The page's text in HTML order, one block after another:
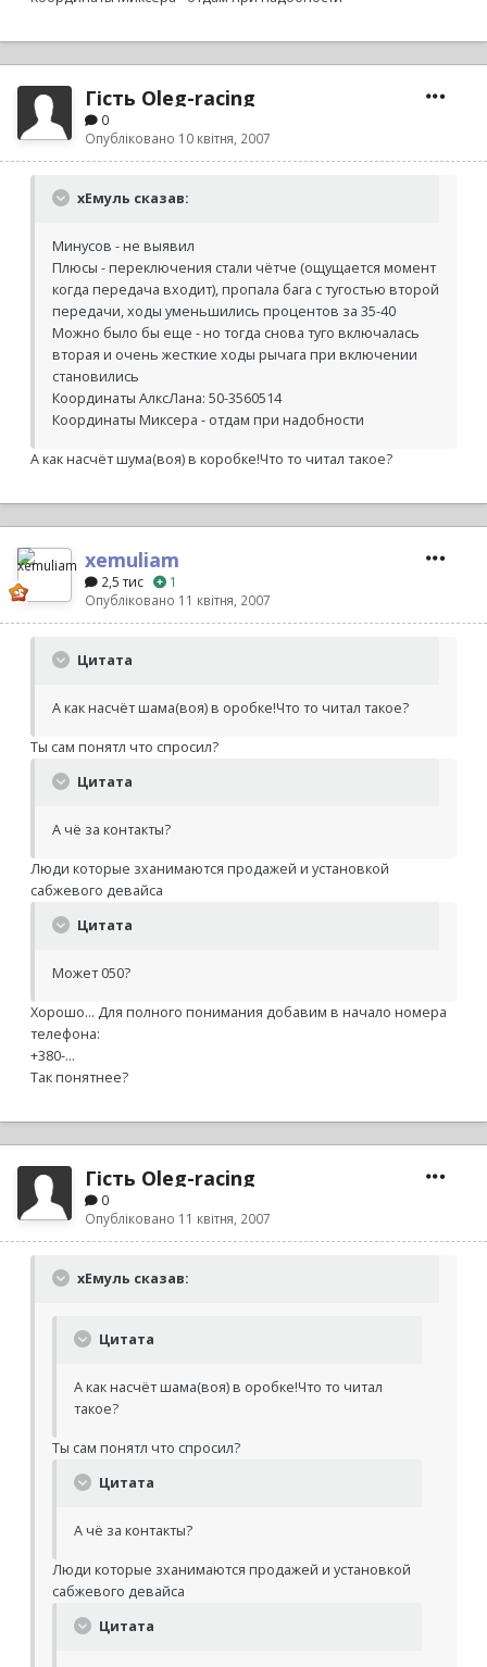
Гість Oleg-racing
0
Опубліковано 10 квітня, 2007
хЕмуль сказав:
Минусов - не выявил
Плюсы - переключения стали чётче (ощущается момент
когда передача входит), пропала бага с тугостью второй
передачи, ходы уменьшились процентов за 35-40
Можно было бы еще - но тогда снова туго включалась
вторая и очень жесткие ходы рычага при включении
становились
Координаты АлксЛана: 50-3560514
Координаты Миксера - отдам при надобности
А как насчёт шума(воя) в коробке!Что то читал такое?
xemuliam
2,5 тис
1
Опубліковано 11 квітня, 2007
Цитата
А как насчёт шама(воя) в оробке!Что то читал такое?
Ты сам понятл что спросил?
Цитата
А чё за контакты?
Люди которые зханимаются продажей и установкой
сабжевого девайса
Цитата
Может 050?
Хорошо... Для полного понимания добавим в начало номера
телефона:
+380-...
Так понятнее?
Гість Oleg-racing
0
Опубліковано 11 квітня, 2007
хЕмуль сказав:
Цитата
А как насчёт шама(воя) в оробке!Что то читал
такое?
Ты сам понятл что спросил?
Цитата
А чё за контакты?
Люди которые зханимаются продажей и установкой
сабжевого девайса
Цитата